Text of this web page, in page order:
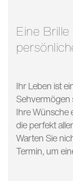
Eine Brille für Sie und Ihren
Ihr Leben ist
Sehvermögen
Ihre Wünsche
die perfekt
Warten Sie
Termin, um